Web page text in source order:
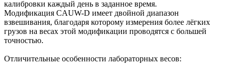
калибровки каждый день в заданное время.
Модификация CAUW-D имеет двойной диапазон
взвешивания, благодаря которому измерения более лёгких
грузов на весах этой модификации проводятся с большей
точностью.
Отличительные особенности лабораторных весов: